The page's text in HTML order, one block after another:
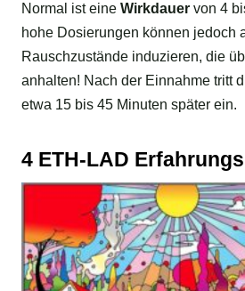
Normal ist eine Wirkdauer von 4
hohe Dosierungen können jedoch
Rauschzustände induzieren, die
anhalten! Nach der Einnahme tritt
etwa 15 bis 45 Minuten später ein.
4 ETH-LAD